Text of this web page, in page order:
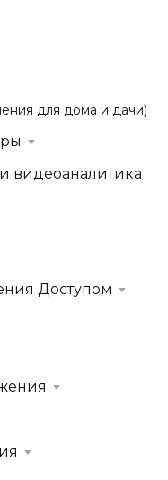
для дома и дачи)
видеоаналитика
Доступом